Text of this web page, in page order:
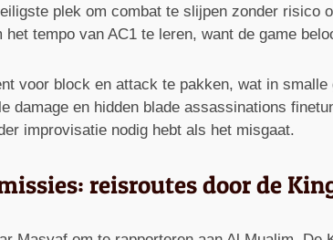
plek om combat te slijpen zonder risico
tempo van AC1 te leren, want de game
voor block en attack te pakken, wat in
damage en hidden blade assassinations
improvisatie nodig hebt als het misgaat.
reisroutes door de